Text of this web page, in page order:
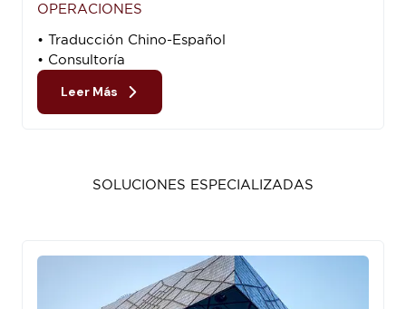
OPERACIONES
• Traducción Chino-Español
• Consultoría
Leer Más
SOLUCIONES ESPECIALIZADAS